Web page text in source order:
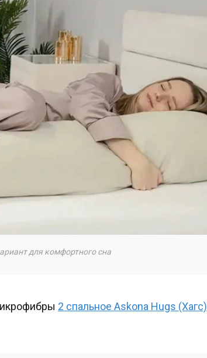
для комфортного сна
2 спальное Askona Hugs (Хагс)